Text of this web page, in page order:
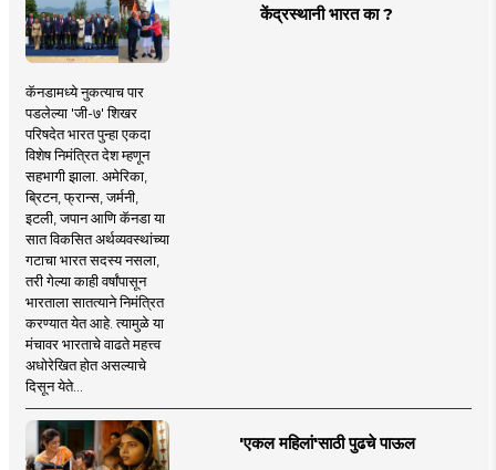
केंद्रस्थानी भारत का ?
कॅनडामध्ये नुकत्याच पार
पडलेल्या 'जी-७' शिखर
परिषदेत भारत पुन्हा एकदा
विशेष निमंत्रित देश म्हणून
सहभागी झाला. अमेरिका,
ब्रिटन, फ्रान्स, जर्मनी,
इटली, जपान आणि कॅनडा या
सात विकसित अर्थव्यवस्थांच्या
गटाचा भारत सदस्य नसला,
तरी गेल्या काही वर्षांपासून
भारताला सातत्याने निमंत्रित
करण्यात येत आहे. त्यामुळे या
मंचावर भारताचे वाढते महत्त्व
अधोरेखित होत असल्याचे
दिसून येते...
'एकल महिलां'साठी पुढचे पाऊल